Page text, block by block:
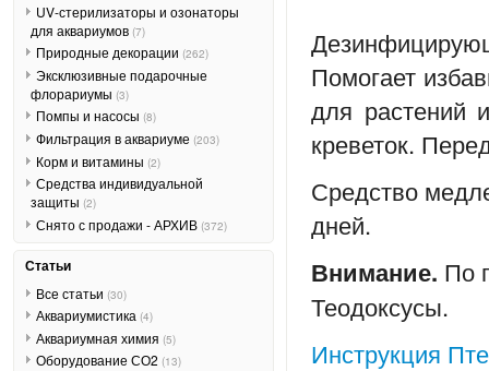
Помогает
для растений
креветок.
Средство
дней.
Внимание. По
Теодоксусы.
Инструкция
UV-стерилизаторы и озонаторы
для аквариумов (7)
Природные декорации (262)
Эксклюзивные подарочные
флорариумы (3)
Помпы и насосы (8)
Фильтрация в аквариуме (203)
Корм и витамины (2)
Средства индивидуальной
защиты (2)
Снято с продажи - АРХИВ (372)
Статьи
Все статьи (30)
Аквариумистика (4)
Аквариумная химия (5)
Оборудование СО2 (13)